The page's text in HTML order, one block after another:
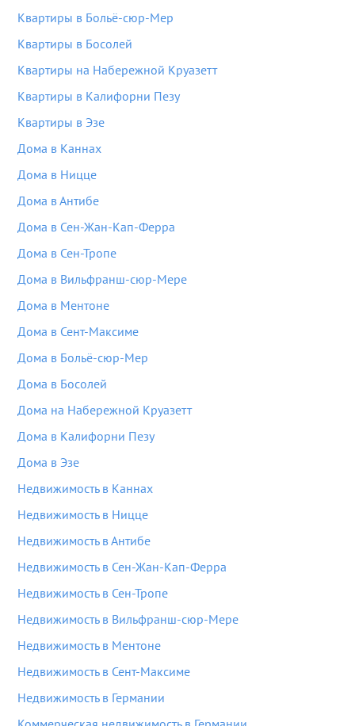
Квартиры в Больё-сюр-Мер
Квартиры в Босолей
Квартиры на Набережной Круазетт
Квартиры в Калифорни Пезу
Квартиры в Эзе
Дома в Каннах
Дома в Ницце
Дома в Антибе
Дома в Сен-Жан-Кап-Ферра
Дома в Сен-Тропе
Дома в Вильфранш-сюр-Мере
Дома в Ментоне
Дома в Сент-Максиме
Дома в Больё-сюр-Мер
Дома в Босолей
Дома на Набережной Круазетт
Дома в Калифорни Пезу
Дома в Эзе
Недвижимость в Каннах
Недвижимость в Ницце
Недвижимость в Антибе
Недвижимость в Сен-Жан-Кап-Ферра
Недвижимость в Сен-Тропе
Недвижимость в Вильфранш-сюр-Мере
Недвижимость в Ментоне
Недвижимость в Сент-Максиме
Недвижимость в Германии